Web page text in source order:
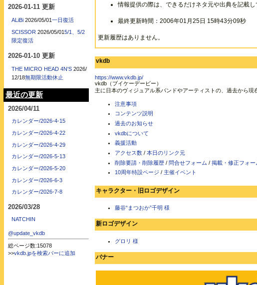
情報提供の際は、できるだけネタ元や出典を記載
最終更新時間：2006年01月25日 15時43分09秒
更新履歴はありません。
vkdb
https://www.vkdb.jp/
vkdb（ブイケーデービー）
主に日本のヴィジュアル系バンドやアーティストの、過去から現
注意事項
コンテンツ説明
過去のお知らせ
vkdbについて
義援活動
アクセス数 / 本日のリンク元
削除要請・削除履歴 / 問合せフォーム / 掲載・修正フォー
10周年特設ページ / 主催イベント
キャラクター・旧ロゴデザイン
藤谷“まつおか”千明 様
新ロゴデザイン
グロリ 様
バナー
2026-01-11 更新
ALiBi 2026/05/01一日復活
SCISSOR 2026/05/015/1、5/2
限定復活
2026-01-10 更新
THE MICRO HEAD 4N'S 2026/
12/18無期限活動休止
最近の更新
2026/04/11
カレンダー/2026-4-15
カレンダー/2026-4-22
カレンダー/2026-4-29
カレンダー/2026-5-13
カレンダー/2026-5-20
カレンダー/2026-6-3
カレンダー/2026-7-8
2026/03/28
NATCHIN
@update_vkdb
総ページ数:15078
>>vkdb.jpを検索バーに追加